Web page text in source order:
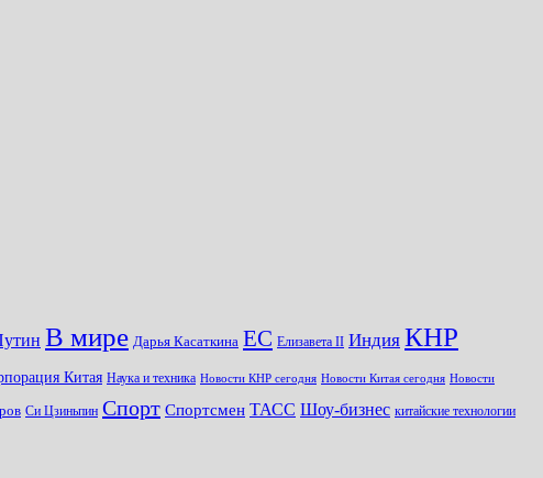
В мире Дарья Касаткина ЕС Елизавета II Индия КНР
Китая Наука и техника Новости КНР сегодня Новости Китая сегодня Новости
Си Цзиньпин Спорт Спортсмен ТАСС Шоу-бизнес китайские технологии